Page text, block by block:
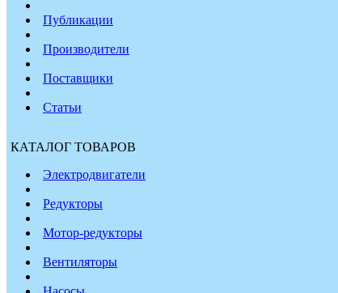
Публикации
Производители
Поставщики
Статьи
КАТАЛОГ ТОВАРОВ
Электродвигатели
Редукторы
Мотор-редукторы
Вентиляторы